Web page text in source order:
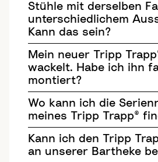
Stühle mit derselben
unterschiedlichem
Kann das sein?
Mein neuer Tripp
wackelt. Habe ich ihn
montiert?
Wo kann ich die
meines Tripp Trapp®
Kann ich den Tripp
an unserer Bartheke